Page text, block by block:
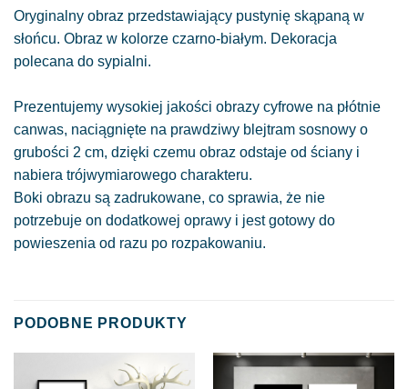
Oryginalny obraz przedstawiający pustynię skąpaną w
słońcu. Obraz w kolorze czarno-białym. Dekoracja
polecana do sypialni.
Prezentujemy wysokiej jakości obrazy cyfrowe na płótnie
canwas, naciągnięte na prawdziwy blejtram sosnowy o
grubości 2 cm, dzięki czemu obraz odstaje od ściany i
nabiera trójwymiarowego charakteru.
Boki obrazu są zadrukowane, co sprawia, że nie
potrzebuje on dodatkowej oprawy i jest gotowy do
powieszenia od razu po rozpakowaniu.
PODOBNE PRODUKTY